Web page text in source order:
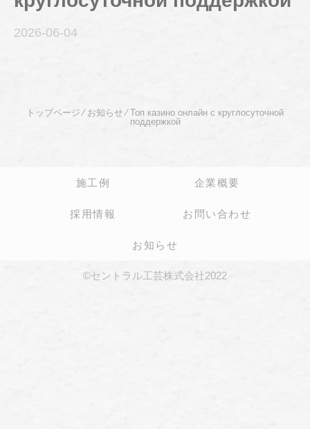
2026-06-04
トップページ ⁄ お知らせ⁄Топ казино онлайн с круглосуточной
поддержкой
施工例 企業概要
採用情報 お問い合わせ
お知らせ
©セントラル工芸株式会社2022